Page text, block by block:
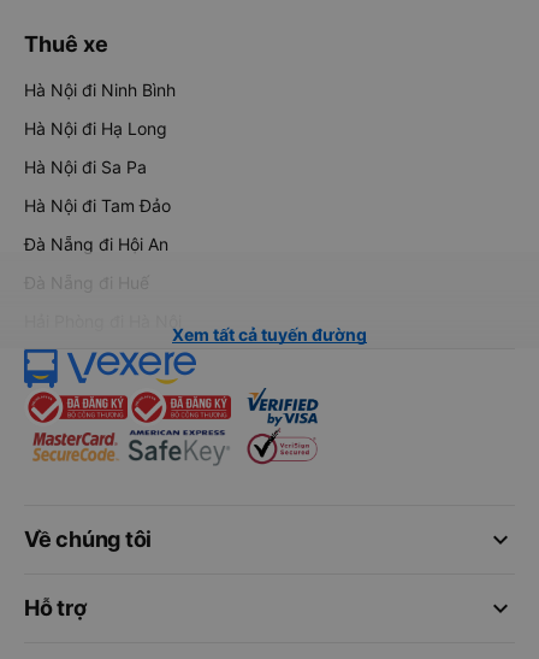
Thuê xe
Hà Nội đi Ninh Bình
Hà Nội đi Hạ Long
Hà Nội đi Sa Pa
Hà Nội đi Tam Đảo
Đà Nẵng đi Hội An
Đà Nẵng đi Huế
Xem tất cả tuyến đường
keyboard_arrow_down
Về chúng tôi
keyboard_arrow_down
Hỗ trợ